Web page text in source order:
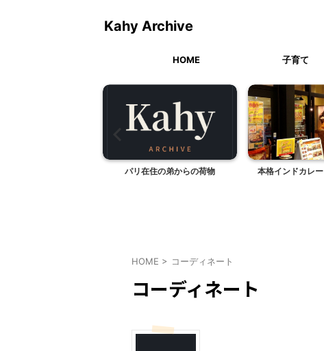
Kahy Archive
HOME 子育て
パリ在住の弟からの荷物 本格インドカレ
HOME > コーディネート
コーディネート